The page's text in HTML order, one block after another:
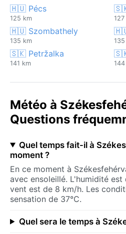
🇭🇺 Pécs
125 km 127
🇭🇺 Szombathely
135 km
🇸🇰 Petržalka
141 km
Météo à
Questions
Quel temps fait-il à
moment ?
En ce moment à
avec ensoleillé. L'humidité est
vent est de 8 km/h. Les
sensation de 37°C.
Quel sera le temps à